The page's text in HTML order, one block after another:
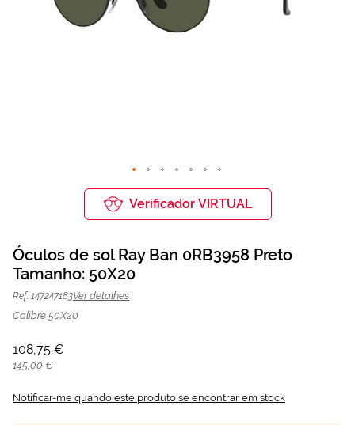
Óculos de sol Ray Ban 0RB3958
Preto | Mais Optica
Galeria
de
imagens
Verificador VIRTUAL
Óculos de sol Ray Ban 0RB3958 Preto
Tamanho: 50X20
Ref: 147247183Ver detalhes
Calibre 50X20
108,75 €
145,00 €
Notificar-me quando este produto se encontrar em stock